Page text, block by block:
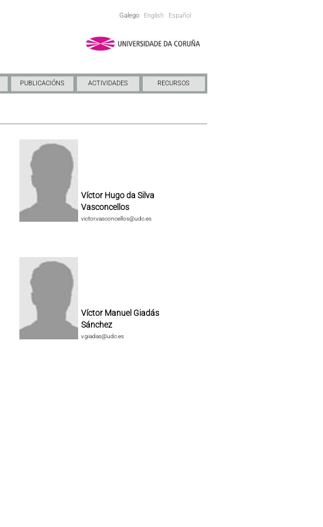
Galego English Español
PUBLICACIÓNS ACTIVIDADES RECURSOS
Víctor Hugo da Silva
Vasconcellos
victor.vasconcellos@udc.es
Víctor Manuel Giadás
Sánchez
v.giadas@udc.es